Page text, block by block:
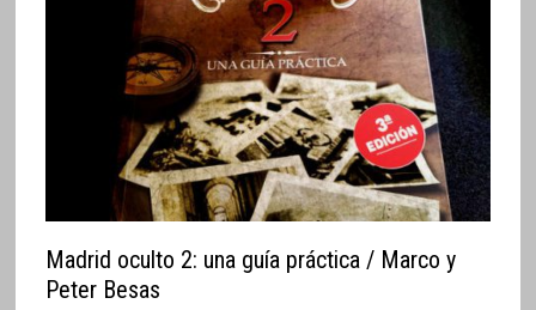
Madrid oculto 2: una guía práctica / Marco y
Peter Besas